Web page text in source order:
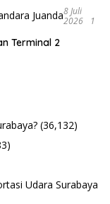
8 Juli
2026
1
Terminal 2
(36,132)
Udara Surabaya